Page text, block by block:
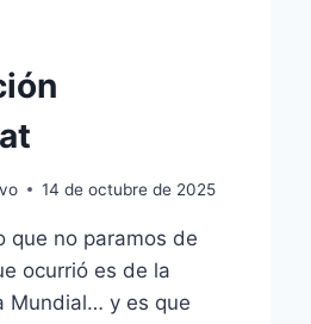
14 de octubre de 2025
que no paramos de
ocurrió es de la
Mundial… y es que